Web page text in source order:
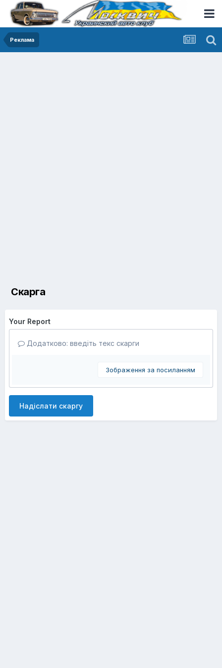
Реклама
Скарга
Your Report
Додатково: введіть текс скарги
Зображення за посиланням
Надіслати скаргу